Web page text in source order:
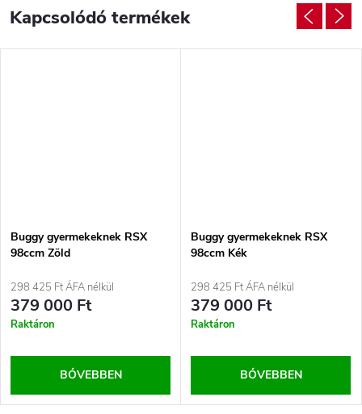
Kapcsolódó termékek
Buggy gyermekeknek RSX
98ccm Zöld
298 425 Ft ÁFA nélkül
379 000 Ft
Raktáron
BŐVEBBEN
Buggy gyermekeknek RSX
98ccm Kék
298 425 Ft ÁFA nélkül
379 000 Ft
Raktáron
BŐVEBBEN